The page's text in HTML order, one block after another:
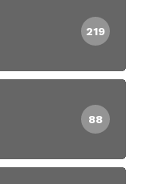
219
88